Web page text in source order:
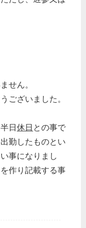
せん。
ございました。
日休日 との事で
勤したものとい
事になりまし
作り記載する事